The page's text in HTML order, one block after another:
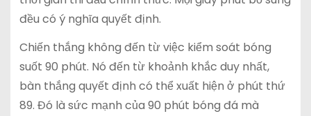
đều có ý nghĩa quyết định.
Chiến thắng không đến từ việc kiểm soát bóng
suốt 90 phút. Nó đến từ khoảnh khắc duy nhất,
bàn thắng quyết định có thể xuất hiện ở phút thứ
89. Đó là sức mạnh của 90 phút bóng đá mà